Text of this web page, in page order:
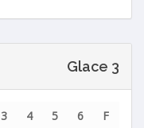
Glace 3
3 4 5 6
F